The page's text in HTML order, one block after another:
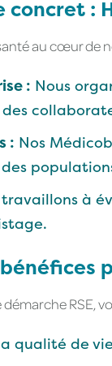
concret :
au cœur de
: Nous
: Nos
travaillons à
RSE,
qualité de